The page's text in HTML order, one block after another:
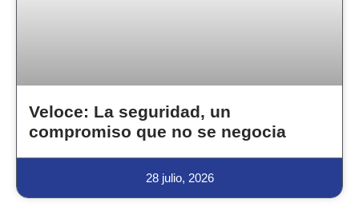
Veloce: La seguridad, un
compromiso que no se negocia
28 julio, 2026